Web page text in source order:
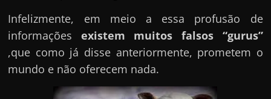
Infelizmente, em meio a essa profusão de
informações existem muitos falsos “gurus”
,que como já disse anteriormente, prometem o
mundo e não oferecem nada.